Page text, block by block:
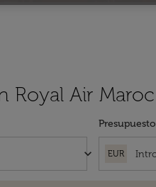
Royal Air Maroc
keyboard_arrow_down
Presupuesto
EUR